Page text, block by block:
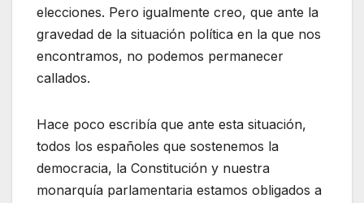
elecciones. Pero igualmente creo, que ante la
gravedad de la situación política en la que nos
encontramos, no podemos permanecer
callados.
Hace poco escribía que ante esta situación,
todos los españoles que sostenemos la
democracia, la Constitución y nuestra
monarquía parlamentaria estamos obligados a